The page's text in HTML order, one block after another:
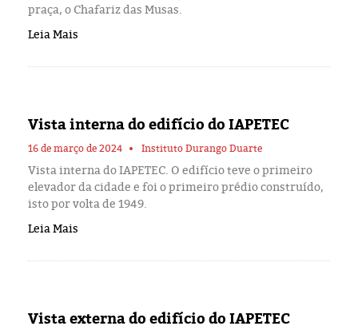
praça, o Chafariz das Musas.
Leia Mais
Vista interna do edifício do IAPETEC
16 de março de 2024 Instituto Durango Duarte
Vista interna do IAPETEC. O edifício teve o primeiro
elevador da cidade e foi o primeiro prédio construído,
isto por volta de 1949.
Leia Mais
Vista externa do edifício do IAPETEC